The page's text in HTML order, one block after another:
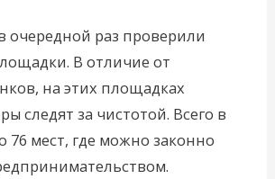
очередной раз проверили
В отличие от
на этих площадках
следят за чистотой. Всего в
76 мест, где можно законно